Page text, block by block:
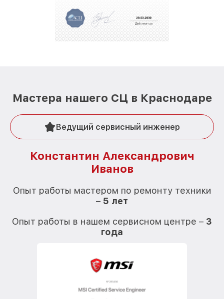
Мастера нашего СЦ в Краснодаре
Ведущий сервисный инженер
Константин Александрович
Иванов
Опыт работы мастером по ремонту техники
– 5 лет
Опыт работы в нашем сервисном центре – 3
года